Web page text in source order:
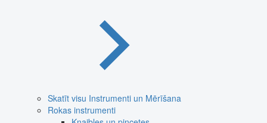
Skatīt visu Instrumenti un Mērīšana
Rokas instrumenti